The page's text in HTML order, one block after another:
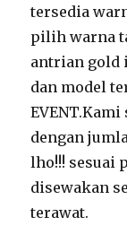
tersedia
pilih warna
antrian gold
dan model
dengan
lho!!! sesuai
disewakan
terawat.